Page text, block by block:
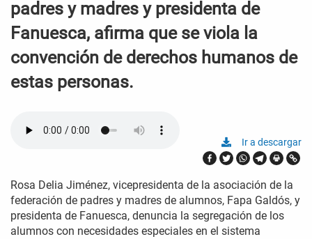
padres y madres y presidenta de
Fanuesca, afirma que se viola la
convención de derechos humanos de
estas personas.
Ir a descargar
Rosa Delia Jiménez, vicepresidenta de la asociación de la
federación de padres y madres de alumnos, Fapa Galdós, y
presidenta de Fanuesca, denuncia la segregación de los
alumnos con necesidades especiales en el sistema